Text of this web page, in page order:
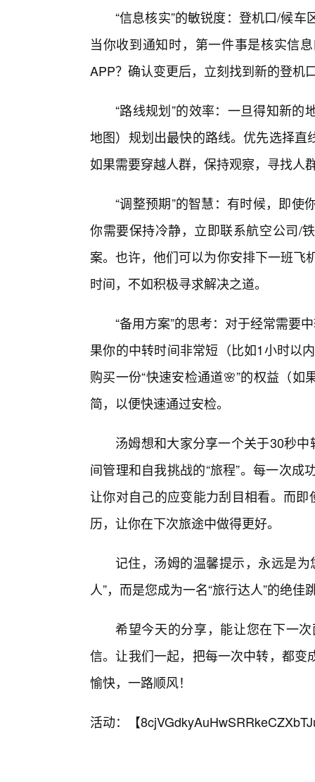
“信息核实”的敏锐度：登机口/候
当你收到通知时，第一件事是核实信
APP？确认变更后，立刻找到新的登机
“路线规划”的效率：一旦得知新
地图）规划出最快的路线。优先选择
如果需要穿越人群，保持观察，寻找人
“调整预期”的智慧：有时候，即
你需要保持冷静，立即联系航空公司/
案。也许，他们可以为你安排下一班飞
时间，不如积极寻求解决之道。
“备用方案”的思考：对于经常需要
果你的中转时间非常短（比如1小时以
购买一份“快速安检通道🌸”的权益（
简，以便快速通过安检。
汤姆想和大家分享一个关于30秒
间管理和自我挑战的“旅程”。每一次
让你对自己的应变能力刮目相看。而
历，让你在下次旅途中做得更好。
记住，汤姆的温馨提示，永远是
人”，而是您成为一名“旅行达人”的绝佳
希望今天的分享，能让您在下一
信。让我们一起，把每一次中转，都
愉快，一路顺风！
活动：【